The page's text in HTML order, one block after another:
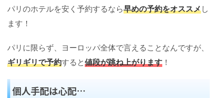
パリのホテルを安く予約するなら早めの予約をオススメし
ます！
パリに限らず、ヨーロッパ全体で言えることなんですが、
ギリギリで予約すると値段が跳ね上がります ！
個人手配は心配…